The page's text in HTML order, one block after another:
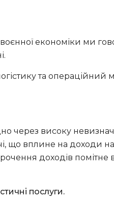
економіки ми
та
високу
що вплине на доходи
доходів помітне в
послуги.